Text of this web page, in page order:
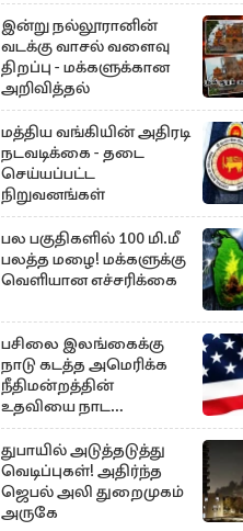
இன்று நல்லூரானின்
வடக்கு வாசல் வளைவு
திறப்பு - மக்களுக்கான
அறிவித்தல்
மத்திய வங்கியின் அதிரடி
நடவடிக்கை - தடை
செய்யப்பட்ட
நிறுவனங்கள்
பல பகுதிகளில் 100 மி.மீ
பலத்த மழை! மக்களுக்கு
வெளியான எச்சரிக்கை
பசிலை இலங்கைக்கு
நாடு கடத்த அமெரிக்க
நீதிமன்றத்தின்
உதவியை நாட
அரசாங்கம் முடிவு
துபாயில் அடுத்தடுத்து
வெடிப்புகள்! அதிர்ந்த
ஜெபல் அலி துறைமுகம்
அருகே